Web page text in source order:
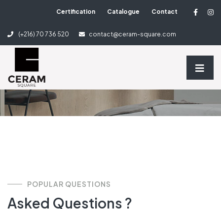
Certification Catalogue Contact
(+216) 70 736 520 contact@ceram-square.com
FAQ
POPULAR QUESTIONS
Asked Questions ?